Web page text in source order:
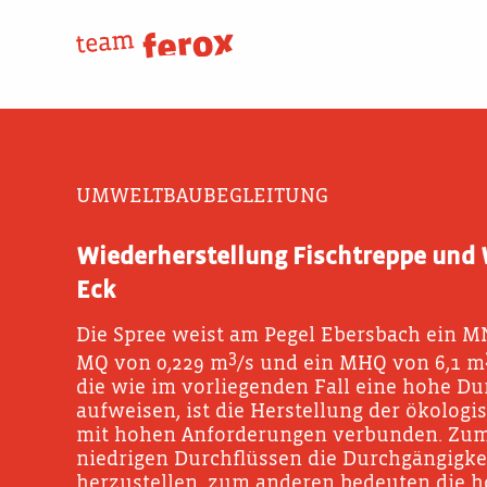
UMWELTBAUBEGLEITUNG
Wiederherstellung Fischtreppe und
Eck
Die Spree weist am Pegel Ebersbach ein
MQ von 0,229 m3/s und ein MHQ von 6,1 m
die wie im vorliegenden Fall eine hohe
aufweisen, ist die Herstellung der
mit hohen Anforderungen verbunden.
niedrigen Durchflüssen die